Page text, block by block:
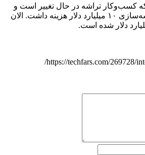
کسب‌وکار تراشه در حال تغییر است و
اگر قبلا یک کارخانه تراشه‌سازی ۱۰ میلیارد دلار هزینه داشت. الان